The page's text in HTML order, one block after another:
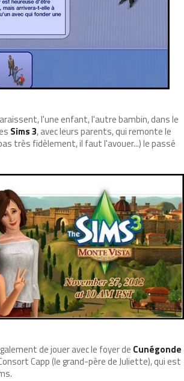
l'une enfant, l'autre bambin, dans le
Sims 3, avec leurs parents, qui remonte le
très fidèlement, il faut l'avouer...) le passé
de jouer avec le foyer de Cunégonde
Capp (le grand-père de Juliette), qui est